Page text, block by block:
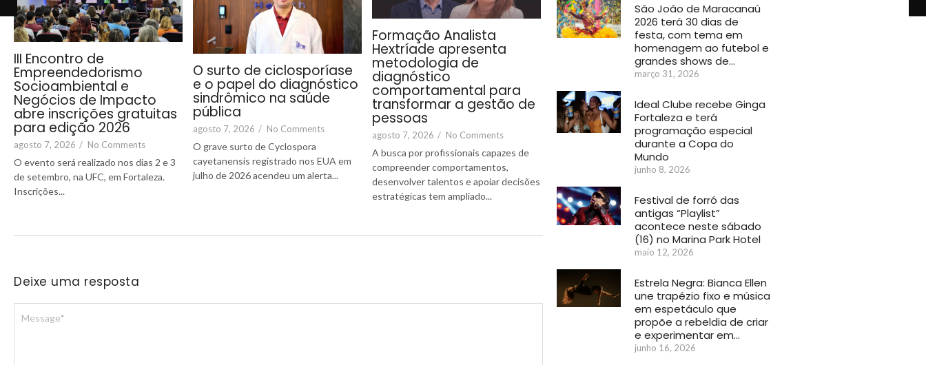
III Encontro de
Empreendedorismo
Socioambiental e
Negócios de Impacto
abre inscrições gratuitas
para edição 2026
agosto 7, 2026 / No Comments
O evento será realizado nos dias 2 e 3
de setembro, na UFC, em Fortaleza.
Inscrições...
O surto de ciclosporíase
e o papel do diagnóstico
sindrômico na saúde
pública
agosto 7, 2026 / No Comments
O grave surto de Cyclospora
cayetanensis registrado nos EUA em
julho de 2026 acendeu um alerta...
Formação Analista
Hextríade apresenta
metodologia de
diagnóstico
comportamental para
transformar a gestão de
pessoas
agosto 7, 2026 / No Comments
A busca por profissionais capazes de
compreender comportamentos,
desenvolver talentos e apoiar decisões
estratégicas tem ampliado...
Deixe uma resposta
São João de Maracanaú
2026 terá 30 dias de
festa, com tema em
homenagem ao futebol e
grandes shows de…
março 31, 2026
Ideal Clube recebe Ginga
Fortaleza e terá
programação especial
durante a Copa do
Mundo
junho 8, 2026
Festival de forró das
antigas “Playlist”
acontece neste sábado
(16) no Marina Park Hotel
maio 12, 2026
Estrela Negra: Bianca Ellen
une trapézio fixo e música
em espetáculo que
propõe a rebeldia de criar
e experimentar em…
junho 16, 2026